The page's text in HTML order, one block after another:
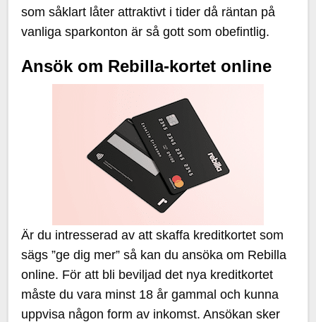
som såklart låter attraktivt i tider då räntan på
vanliga sparkonton är så gott som obefintlig.
Ansök om Rebilla-kortet online
Är du intresserad av att skaffa kreditkortet som
sägs ”ge dig mer” så kan du ansöka om Rebilla
online. För att bli beviljad det nya kreditkortet
måste du vara minst 18 år gammal och kunna
uppvisa någon form av inkomst. Ansökan sker